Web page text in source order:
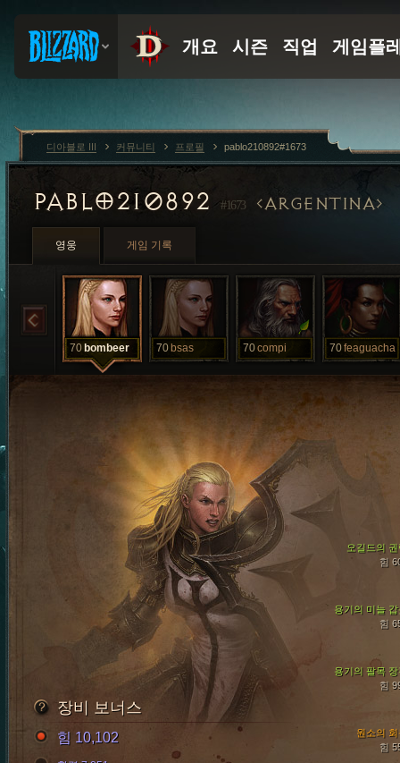
PABLO210892 #1673 ARGENTINA
영웅 게임 기록
70 bombeer 70 bsas 70compi 70feaguacha
용기의 미늘 갑
힘
용기의 팔목 장
힘
오길드의 권
힘
원소의 회
힘
장비 보너스
힘 10,102
디아블로 III 커뮤니티 프로필 pablo210892#1673